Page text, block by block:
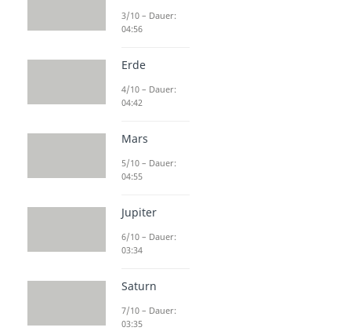
3/10 – Dauer:
04:56
Erde
4/10 – Dauer:
04:42
Mars
5/10 – Dauer:
04:55
Jupiter
6/10 – Dauer:
03:34
Saturn
7/10 – Dauer:
03:35